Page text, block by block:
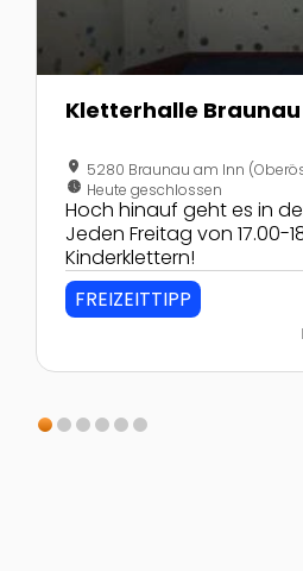
Kletterhalle Braunau
location_on 5280 Braunau am Inn
nest_clock_farsight_analog Heute geschlossen
Hoch hinauf geht es in
Jeden Freitag von 17.00-
Kinderklettern!
FREIZEITTIPP